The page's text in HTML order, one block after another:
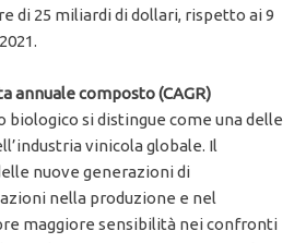
di 25 miliardi di dollari, rispetto ai 9
annuale composto (CAGR)
biologico si distingue come una delle
vinicola globale. Il
nuove generazioni di
nella produzione e nel
maggiore sensibilità nei confronti